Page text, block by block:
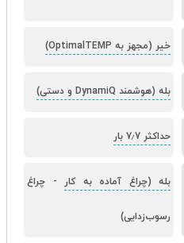
خیر (مجهز به OptimalTEMP)
بله (هوشمند DynamiQ و دستی)
حداکثر 7٫7 بار
بله (چراغ آماده به کار - چراغ
رسوب‌زدایی)